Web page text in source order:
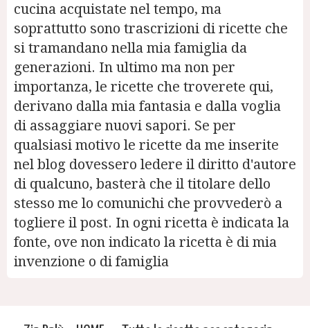
cucina acquistate nel tempo, ma
soprattutto sono trascrizioni di ricette che
si tramandano nella mia famiglia da
generazioni. In ultimo ma non per
importanza, le ricette che troverete qui,
derivano dalla mia fantasia e dalla voglia
di assaggiare nuovi sapori. Se per
qualsiasi motivo le ricette da me inserite
nel blog dovessero ledere il diritto d'autore
di qualcuno, basterà che il titolare dello
stesso me lo comunichi che provvederò a
togliere il post. In ogni ricetta è indicata la
fonte, ove non indicato la ricetta è di mia
invenzione o di famiglia